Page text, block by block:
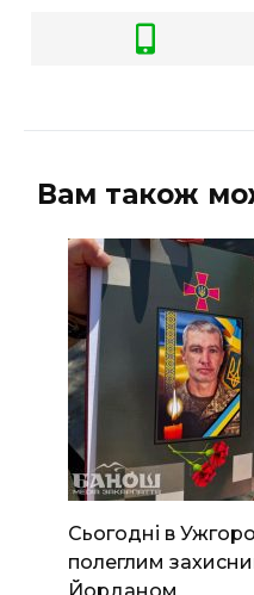
Вам також
Сьогодні в
полеглим
Йорданом